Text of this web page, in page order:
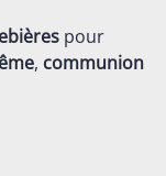
pour
, communion